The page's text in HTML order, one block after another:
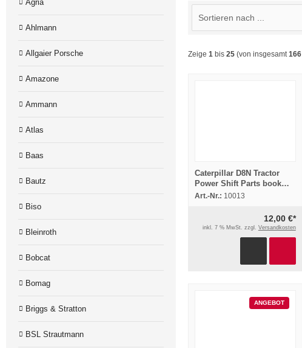
Zeige 1 bis 25 (von insgesamt166
Caterpillar D8N Tractor
Power Shift Parts book
Manual
Art.-Nr.: 10013
12,00 €*
inkl. 7 % MwSt. zzgl. Versandkosten
ANGEBOT
Agria
Ahlmann
Allgaier Porsche
Amazone
Ammann
Atlas
Baas
Bautz
Biso
Bleinroth
Bobcat
Bomag
Briggs & Stratton
BSL Strautmann